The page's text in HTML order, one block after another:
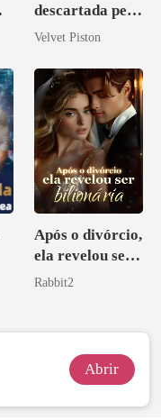
descartada pelo
Alfa
Velvet Piston
Após o divórcio,
ela revelou ser
bilionária
Rabbit2
Abrir